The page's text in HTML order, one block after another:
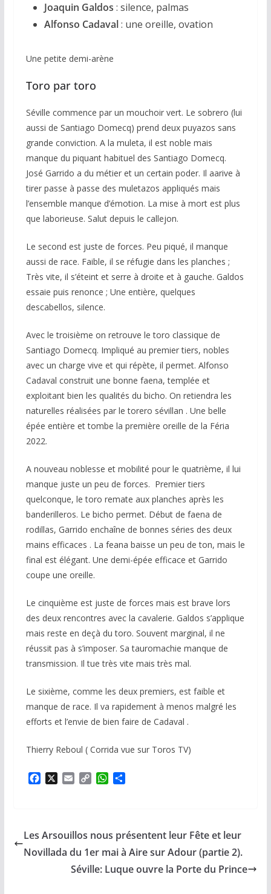
Joaquin Galdos : silence, palmas
Alfonso Cadaval: une oreille, ovation
Une petite demi-arène
Toro par toro
Séville commence par un mouchoir vert. Le sobrero (lui
aussi de Santiago Domecq) prend deux puyazos sans
grande conviction. A la muleta, il est noble mais
manque du piquant habituel des Santiago Domecq.
José Garrido a du métier et un certain poder. Il aarive à
tirer passe à passe des muletazos appliqués mais
l’ensemble manque d’émotion. La mise à mort est plus
que laborieuse. Salut depuis le callejon.
Le second est juste de forces. Peu piqué, il manque
aussi de race. Faible, il se réfugie dans les planches ;
Très vite, il s’éteint et serre à droite et à gauche. Galdos
essaie puis renonce ; Une entière, quelques
descabellos, silence.
Avec le troisième on retrouve le toro classique de
Santiago Domecq. Impliqué au premier tiers, nobles
avec un charge vive et qui répète, il permet. Alfonso
Cadaval construit une bonne faena, templée et
exploitant bien les qualités du bicho. On retiendra les
naturelles réalisées par le torero sévillan . Une belle
épée entière et tombe la première oreille de la Féria
2022.
A nouveau noblesse et mobilité pour le quatrième, il lui
manque juste un peu de forces. Premier tiers
quelconque, le toro remate aux planches après les
banderilleros. Le bicho permet. Début de faena de
rodillas, Garrido enchaîne de bonnes séries des deux
mains efficaces . La feana baisse un peu de ton, mais le
final est élégant. Une demi-épée efficace et Garrido
coupe une oreille.
Le cinquième est juste de forces mais est brave lors
des deux rencontres avec la cavalerie. Galdos s’applique
mais reste en deçà du toro. Souvent marginal, il ne
réussit pas à s’imposer. Sa tauromachie manque de
transmission. Il tue très vite mais très mal.
Le sixième, comme les deux premiers, est faible et
manque de race. Il va rapidement à menos malgré les
efforts et l’envie de bien faire de Cadaval .
Thierry Reboul ( Corrida vue sur Toros TV)
o
o
i
n
k
W
A
p
g
e
Les Arsouillos nous présentent leur Fête et leur
Novillada du 1er mai à Aire sur Adour (partie 2).
Séville: Luque ouvre la Porte du Prince